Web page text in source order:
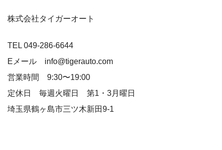
株式会社タイガーオート
TEL 049-286-6644
Eメール info@tigerauto.com
営業時間 9:30〜19:00
定休日 毎週火曜日 第1・3月曜日
埼玉県鶴ヶ島市三ツ木新田9-1